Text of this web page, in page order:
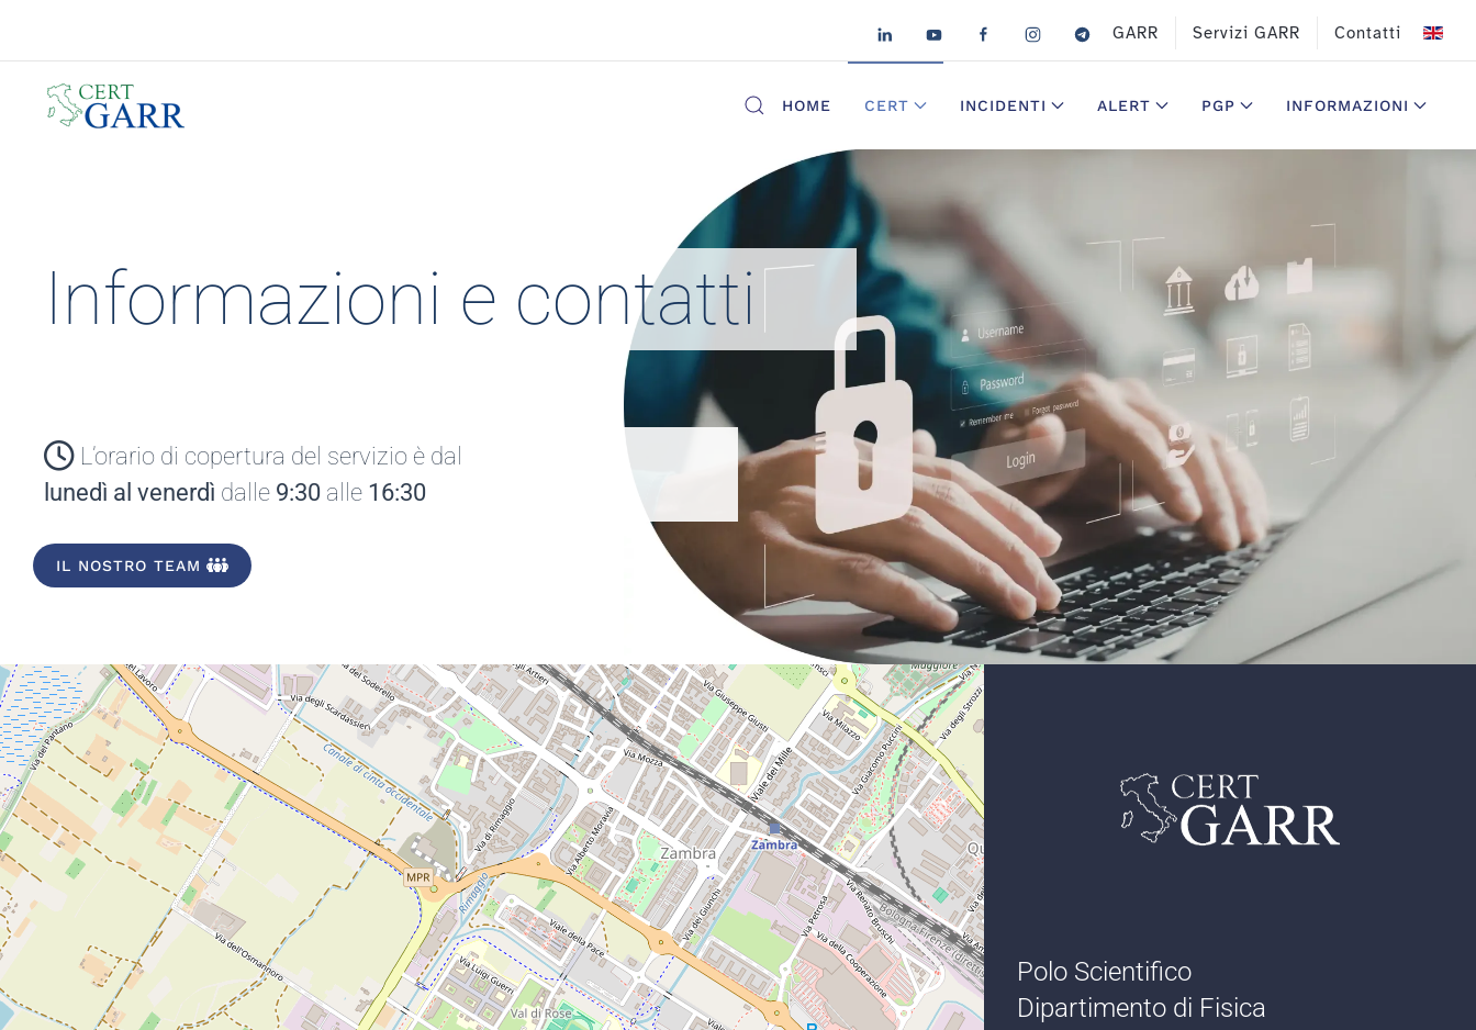
GARR Servizi GARR Contatti
HOME CERT INCIDENTI ALERT PGP INFORMAZIONI
Informazioni e contatti
L’orario di copertura del servizio è dal
lunedì al venerdì dalle 9:30 alle 16:30
IL NOSTRO TEAM
Polo Scientifico
Dipartimento di Fisica